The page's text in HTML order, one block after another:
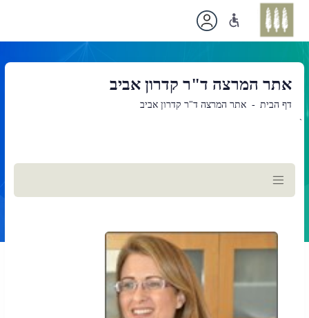
אתר המרצה ד"ר קדרון אביב
דף הבית אתר המרצה ד"ר קדרון אביב
`
תוכן
ראשי